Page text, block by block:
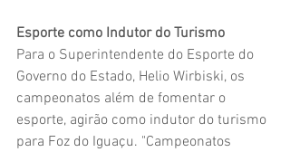
Esporte como Indutor do Turismo
Para o Superintendente do Esporte do
Governo do Estado, Helio Wirbiski, os
campeonatos além de fomentar o
esporte, agirão como indutor do turismo
para Foz do Iguaçu. "Campeonatos